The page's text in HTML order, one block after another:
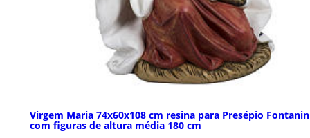
Virgem Maria 74x60x108 cm resina para Presépio
com figuras de altura média 180 cm